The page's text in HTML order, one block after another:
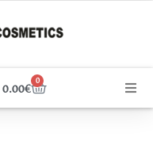
0.00€
0